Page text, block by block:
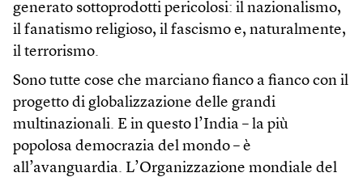
generato sottoprodotti pericolosi: il nazionalismo,
il fanatismo religioso, il fascismo e, naturalmente,
il terrorismo.
Sono tutte cose che marciano fianco a fianco con il
progetto di globalizzazione delle grandi
multinazionali. E in questo l’India – la più
popolosa democrazia del mondo – è
all’avanguardia. L’Organizzazione mondiale del